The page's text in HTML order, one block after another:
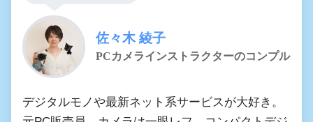
佐々木 綾子
PCカメラインストラクターのコンプル
デジタルモノや最新ネット系サービスが大好き。